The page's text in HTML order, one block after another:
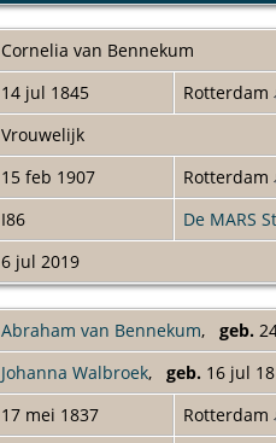
Cornelia van Bennekum
14 jul 1845
Rotterdam
Vrouwelijk
15 feb 1907
Rotterdam
I86 De MARS
6 jul 2019
Abraham van Bennekum, geb.
Johanna Walbroek, geb. 16 jul
17 mei 1837 Rotterdam